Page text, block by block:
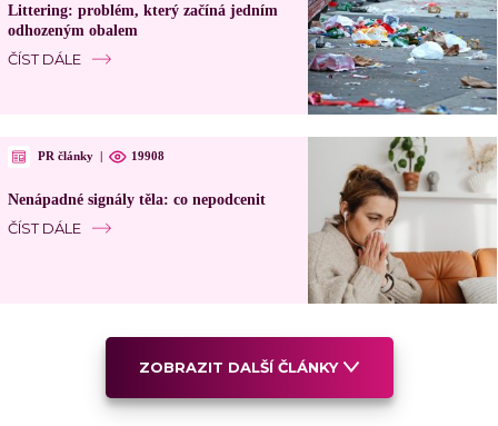
Littering: problém, který začíná jedním
odhozeným obalem
ČÍST DÁLE
PR články | 19908
Nenápadné signály těla: co nepodcenit
ČÍST DÁLE
ZOBRAZIT DALŠÍ ČLÁNKY